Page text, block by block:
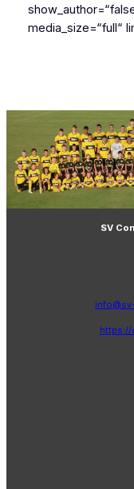
media_size=“full“
SV
https://